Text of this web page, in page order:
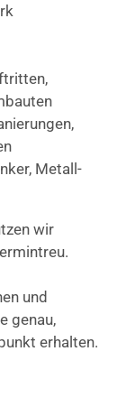
Metall-
wir
und
genau,
erhalten.